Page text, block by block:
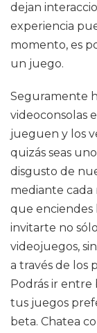
dejan
experiencia
momento, es
un juego.
Seguramente
videoconsolas
jueguen y los
quizás seas
disgusto de
mediante cada
que enciendes
invitarte no
videojuegos,
a través de los
Podrás ir entre
tus juegos
beta. Chatea